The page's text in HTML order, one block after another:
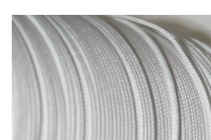
Рулонные
Вертикальные
Римские